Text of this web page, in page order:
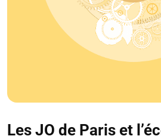
Les JO de Paris et